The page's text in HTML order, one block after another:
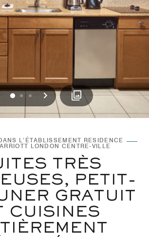
012 Suivant
L’ÉTABLISSEMENT RESIDENCE
LONDON CENTRE-VILLE
TRÈS
PETIT-
GRATUIT
CUISINES